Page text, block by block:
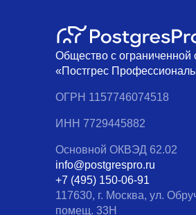
Общество с ограниченной
«Постгрес
ОГРН 1157746074518
ИНН 7729445882
Основной ОКВЭД 62.02
info@postgrespro.ru
+7 (495) 150-06-91
117630, г. Москва, ул.
помещ. 33Н